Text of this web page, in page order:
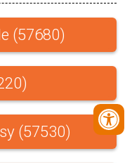
(57680)
(57530)